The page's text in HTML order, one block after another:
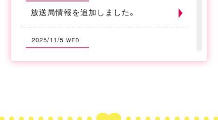
放送局情報を追加しました。
2025/11/5WED
最終話の予告を公開しました。